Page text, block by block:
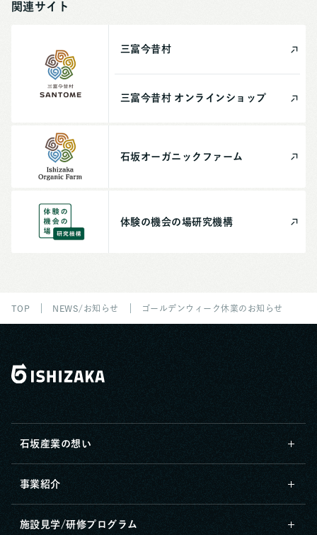
関連サイト
三富今昔村
三富今昔村 オンライン ショップ
石坂オーガニック ファーム
体験の機会の場研究機構
TOP NEWS/お知らせ ゴールデンウィーク休業のお知らせ
石坂産業の想い
事業紹介
施設見学/研修プログラム